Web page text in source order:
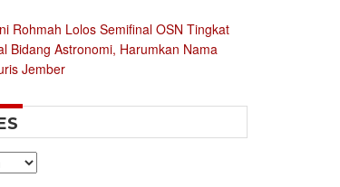
Rohmah Lolos Semifinal OSN Tingkat
Bidang Astronomi, Harumkan Nama
Jember